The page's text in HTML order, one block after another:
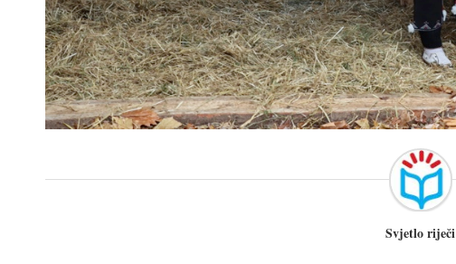
Svjetlo riječi